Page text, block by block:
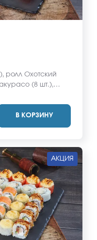
ролл Охотский
(8 шт.),
соус. Они не
вид блюда
В КОРЗИНУ
АКЦИЯ